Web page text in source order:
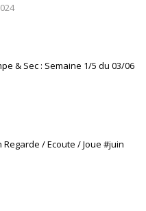
& Sec : Semaine 1/5 du 03/06
Regarde / Ecoute / Joue #juin